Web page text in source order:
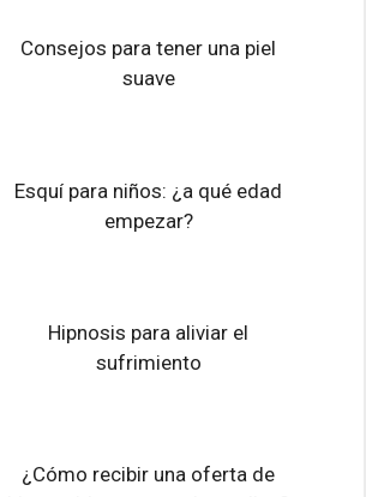
Consejos para tener una piel
suave
Esquí para niños: ¿a qué edad
empezar?
Hipnosis para aliviar el
sufrimiento
¿Cómo recibir una oferta de